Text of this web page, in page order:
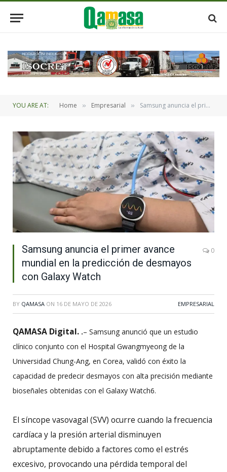
YOU ARE AT: Home » Empresarial » Samsung anuncia el primer avance mundial en la predicción de desmayos con Galaxy Watch
Samsung anuncia el primer avance
mundial en la predicción de desmayos
con Galaxy Watch
0
BY QAMASA ON 16 DE MAYO DE 2026 EMPRESARIAL
QAMASA Digital. .– Samsung anunció que un estudio
clínico conjunto con el Hospital Gwangmyeong de la
Universidad Chung-Ang, en Corea, validó con éxito la
capacidad de predecir desmayos con alta precisión mediante
bioseñales obtenidas con el Galaxy Watch6.
El síncope vasovagal (SVV) ocurre cuando la frecuencia
cardíaca y la presión arterial disminuyen
abruptamente debido a factores como el estrés
excesivo, provocando una pérdida temporal del